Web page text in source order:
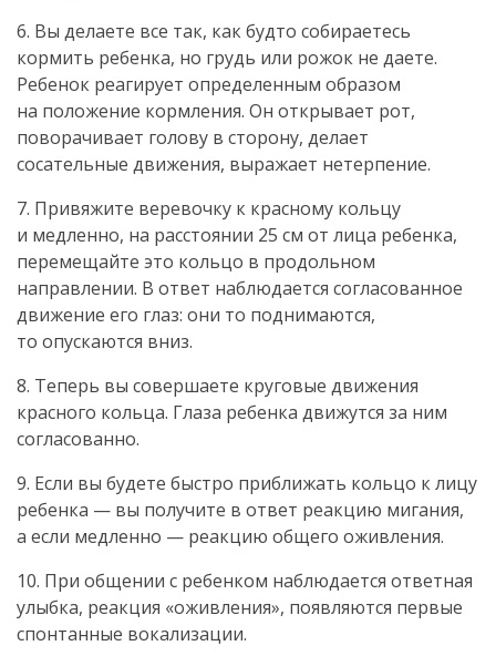
6. Вы делаете все так, как будто собираетесь
кормить ребенка, но грудь или рожок не даете.
Ребенок реагирует определенным образом
на положение кормления. Он открывает рот,
поворачивает голову в сторону, делает
сосательные движения, выражает нетерпение.
7. Привяжите веревочку к красному кольцу
и медленно, на расстоянии 25 см от лица ребенка,
перемещайте это кольцо в продольном
направлении. В ответ наблюдается согласованное
движение его глаз: они то поднимаются,
то опускаются вниз.
8. Теперь вы совершаете круговые движения
красного кольца. Глаза ребенка движутся за ним
согласованно.
9. Если вы будете быстро приближать кольцо к лицу
ребенка — вы получите в ответ реакцию мигания,
а если медленно — реакцию общего оживления.
10. При общении с ребенком наблюдается ответная
улыбка, реакция «оживления», появляются первые
спонтанные вокализации.